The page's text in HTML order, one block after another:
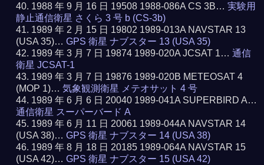
1988 年 9 月 16 日 19508 1988-086A CS 3B…実験用
静止通信衛星 さくら 3 号 b (CS-3b)
1989 年 2 月 15 日 19802 1989-013A NAVSTAR 13
(USA 35)…GPS 衛星 ナブスター 13 (USA 35)
1989 年 3 月 7 日 19874 1989-020A JCSAT 1…通信
衛星 JCSAT-1
1989 年 3 月 7 日 19876 1989-020B METEOSAT 4
(MOP 1)…気象観測衛星 メテオサット 4 号
1989 年 6 月 6 日 20040 1989-041A SUPERBIRD A…
通信衛星 スーパーバード A
1989 年 6 月 11 日 20061 1989-044A NAVSTAR 14
(USA 38)…GPS 衛星 ナブスター 14 (USA 38)
1989 年 8 月 18 日 20185 1989-064A NAVSTAR 15
(USA 42)…GPS 衛星 ナブスター 15 (USA 42)